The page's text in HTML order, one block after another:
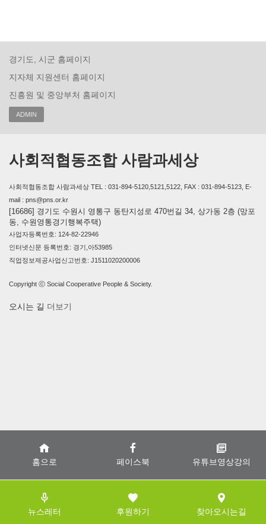
홈으로 페이스북 유튜브영상강의
뉴스레터 후원하기 찾아오시는길
경기도, 시군 홈페이지
지자체 지원센터 홈페이지
진흥원 및 중앙부처 홈페이지
ADMIN
사회적협동조합 사람과세상
사회적협동조합 사람과세상 TEL : 031-894-5120,5121,5122, FAX : 031-894-5123, E-
mail : pns@pns.or.kr
[16686] 경기도 수원시 영통구 동탄지성로 470번길 34, 상가동 2층 (망포
동, 수원영통경기행복주택)
사업자등록번호: 124-82-22946
인터넷신문 등록번호: 경기,아53985
직업정보제공사업신고번호: J1511020200006
Copyright ⓒ Social Cooperative People & Society.
오시는 길 더보기